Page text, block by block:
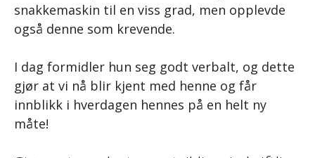
snakkemaskin til en viss grad, men opplevde
også denne som krevende.
I dag formidler hun seg godt verbalt, og dette
gjør at vi nå blir kjent med henne og får
innblikk i hverdagen hennes på en helt ny
måte!